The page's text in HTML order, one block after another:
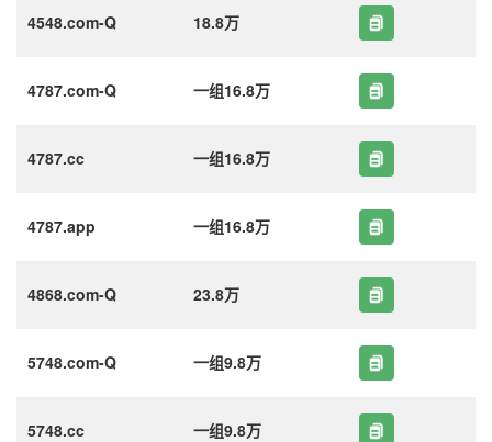
4548.com-Q 18.8万
4787.com-Q 一组16.8万
4787.cc 一组16.8万
4787.app 一组16.8万
4868.com-Q 23.8万
5748.com-Q 一组9.8万
5748.cc 一组9.8万